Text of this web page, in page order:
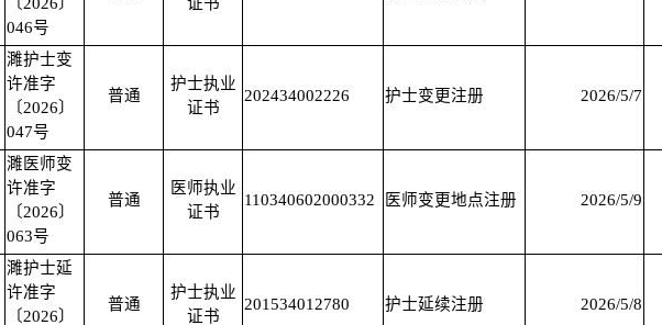
046号
濉护士变
许准字
〔2026〕
047号
普通
护士执业
证书
202434002226 护士变更注册 2026/5/7
濉医师变
许准字
〔2026〕
063号
普通
医师执业
证书
110340602000332 医师变更地点注册 2026/5/9
濉护士延
许准字
〔2026〕
普通
护士执业
证书
201534012780 护士延续注册 2026/5/8